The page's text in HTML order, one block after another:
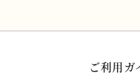
ご利用ガ